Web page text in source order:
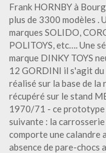
Frank HORNBY à
plus de 3300 modèles .
marques SOLIDO,
POLITOYS, etc…. Une
marque DINKY TOYS
12 GORDINI il s'agit
réalisé sur la base de
récupéré sur le stand
1970/71 - ce prototype
suivante : la
comporte une calandre
absence de pare-chocs